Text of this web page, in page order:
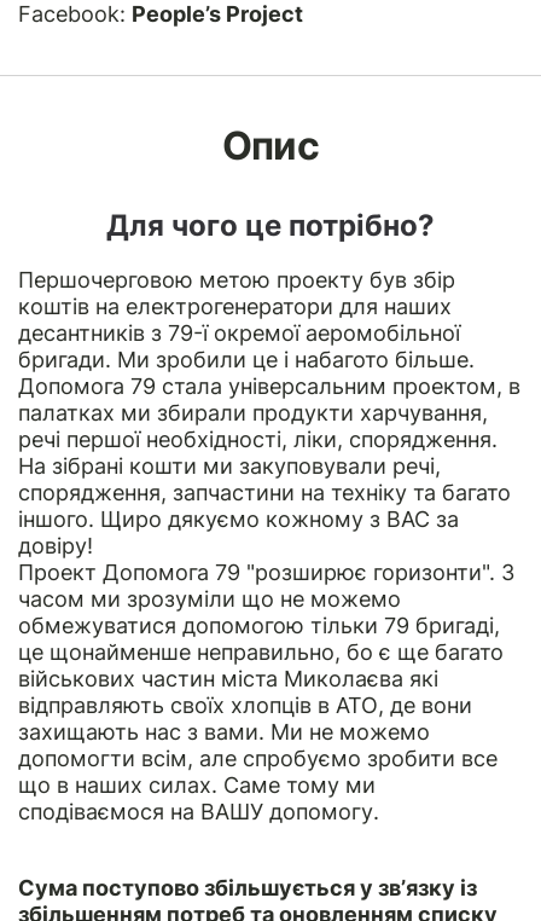
Facebook: People’s Project
Опис
Для чого це потрібно?
Першочерговою метою проекту був збір
коштів на електрогенератори для наших
десантників з 79-ї окремої аеромобільної
бригади. Ми зробили це і набагото більше.
Допомога 79 стала універсальним проектом, в
палатках ми збирали продукти харчування,
речі першої необхідності, ліки, спорядження.
На зібрані кошти ми закуповували речі,
спорядження, запчастини на техніку та багато
іншого. Щиро дякуємо кожному з ВАС за
довіру!
Проект Допомога 79 "розширює горизонти". З
часом ми зрозуміли що не можемо
обмежуватися допомогою тільки 79 бригаді,
це щонайменше неправильно, бо є ще багато
військових частин міста Миколаєва які
відправляють своїх хлопців в АТО, де вони
захищають нас з вами. Ми не можемо
допомогти всім, але спробуємо зробити все
що в наших силах. Саме тому ми
сподіваємося на ВАШУ допомогу.
Сума поступово збільшується у зв’язку із
збільшенням потреб та оновленням списку